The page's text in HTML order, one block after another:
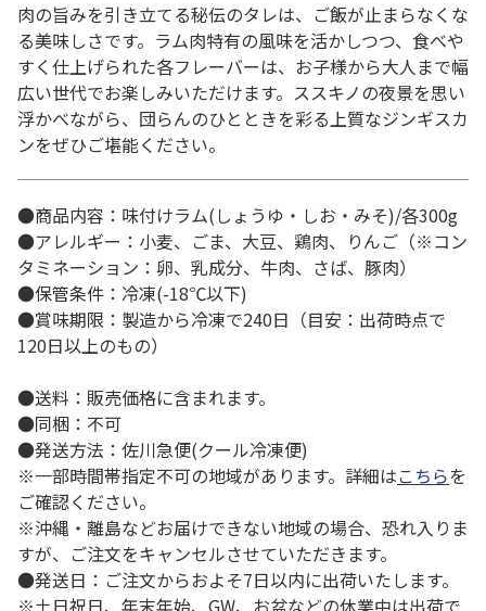
肉の旨みを引き立てる秘伝のタレは、ご飯が止まらなくな
る美味しさです。ラム肉特有の風味を活かしつつ、食べや
すく仕上げられた各フレーバーは、お子様から大人まで幅
広い世代でお楽しみいただけます。ススキノの夜景を思い
浮かべながら、団らんのひとときを彩る上質なジンギスカ
ンをぜひご堪能ください。
●商品内容：味付けラム(しょうゆ・しお・みそ)/各300g
●アレルギー：小麦、ごま、大豆、鶏肉、りんご（※コン
タミネーション：卵、乳成分、牛肉、さば、豚肉）
●保管条件：冷凍(-18℃以下)
●賞味期限：製造から冷凍で240日（目安：出荷時点で
120日以上のもの）
●送料：販売価格に含まれます。
●同梱：不可
●発送方法：佐川急便(クール冷凍便)
※一部時間帯指定不可の地域があります。詳細はこちらを
ご確認ください。
※沖縄・離島などお届けできない地域の場合、恐れ入りま
すが、ご注文をキャンセルさせていただきます。
●発送日：ご注文からおよそ7日以内に出荷いたします。
※土日祝日、年末年始、GW、お盆などの休業中は出荷で